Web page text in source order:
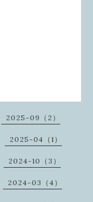
2025-09（2）
2025-04（1）
2024-10（3）
2024-03（4）